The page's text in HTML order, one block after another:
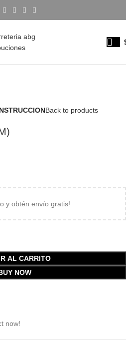
Back to products
y obtén envío gratis!
AL CARRITO
NOW
now!